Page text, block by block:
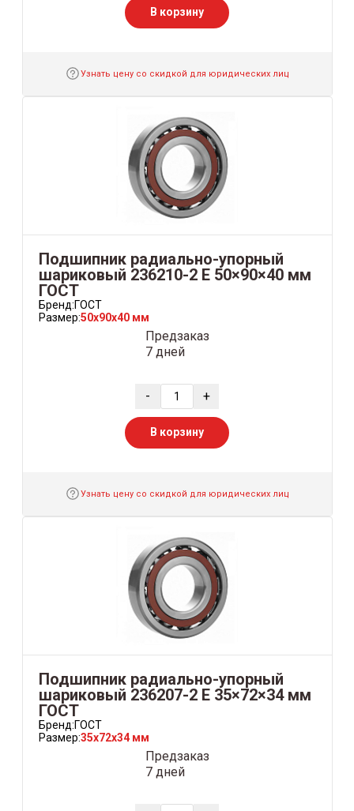
В корзину
Узнать цену со скидкой для юридических лиц
Подшипник радиально-упорный
шариковый 236210-2 Е 50×90×40 мм
ГОСТ
Бренд:ГОСТ
Размер:50x90x40 мм
Предзаказ
7 дней
- +
В корзину
Узнать цену со скидкой для юридических лиц
Подшипник радиально-упорный
шариковый 236207-2 Е 35×72×34 мм
ГОСТ
Бренд:ГОСТ
Размер:35x72x34 мм
Предзаказ
7 дней